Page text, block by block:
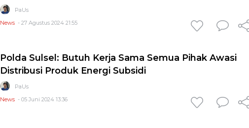
PaUs
News - 27 Agustus 2024 21:55
Polda Sulsel: Butuh Kerja Sama Semua Pihak Awasi
Distribusi Produk Energi Subsidi
PaUs
News - 05 Juni 2024 13:36